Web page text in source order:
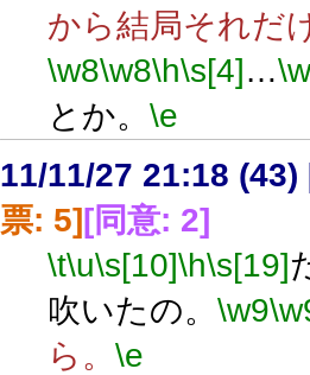
から結局それだ
\w8\w8\h\s[4]…
とか。 \e
11/11/27 21:18 (43)
票: 5][同意: 2]
\t\u\s[10]\h\s[19]
吹いたの。 \w9
ら。 \e